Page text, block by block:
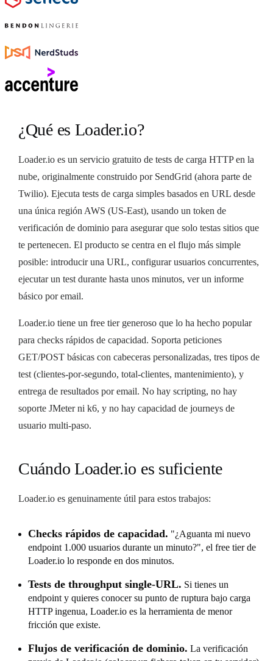
¿Qué es Loader.io?
Loader.io es un servicio gratuito de tests de carga HTTP en la
nube, originalmente construido por SendGrid (ahora parte de
Twilio). Ejecuta tests de carga simples basados en URL desde
una única región AWS (US-East), usando un token de
verificación de dominio para asegurar que solo testas sitios que
te pertenecen. El producto se centra en el flujo más simple
posible: introducir una URL, configurar usuarios concurrentes,
ejecutar un test durante hasta unos minutos, ver un informe
básico por email.
Loader.io tiene un free tier generoso que lo ha hecho popular
para checks rápidos de capacidad. Soporta peticiones
GET/POST básicas con cabeceras personalizadas, tres tipos de
test (clientes-por-segundo, total-clientes, mantenimiento), y
entrega de resultados por email. No hay scripting, no hay
soporte JMeter ni k6, y no hay capacidad de journeys de
usuario multi-paso.
Cuándo Loader.io es suficiente
Loader.io es genuinamente útil para estos trabajos:
Checks rápidos de capacidad. "¿Aguanta mi nuevo
endpoint 1.000 usuarios durante un minuto?", el free tier de
Loader.io lo responde en dos minutos.
Tests de throughput single-URL. Si tienes un
endpoint y quieres conocer su punto de ruptura bajo carga
HTTP ingenua, Loader.io es la herramienta de menor
fricción que existe.
Flujos de verificación de dominio. La verificación